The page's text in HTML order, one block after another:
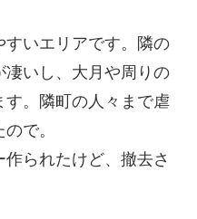
すいエリアです。隣の
いし、大月や周りの
。隣町の人々まで虐
で。
られたけど、撤去さ